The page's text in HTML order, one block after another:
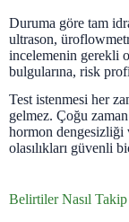
Duruma göre tam
ultrason,
incelemenin gerekli
bulgularına, risk
Test istenmesi her
gelmez. Çoğu
hormon
olasılıkları güvenli
Belirtiler Nasıl